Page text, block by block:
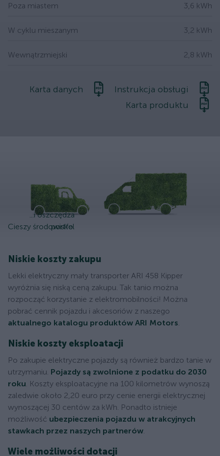
Poza miastem 3,6 kWh
W cyklu mieszanym 3,2 kWh
Wewnątrzmiejski 2,8 kWh
Karta danych
Instrukcja obsługi
Karta produktu
Cieszy środowisko.
...i oszczędza
portfel
Niskie koszty zakupu
Lekki elektryczny mały transporter ARI 458 Kipper
wyróżnia się niską ceną zakupu. Tak tanio można
rozpocząć korzystanie z elektromobilności! Można
pobrać cennik pojazdu i akcesoriów z naszego
aktualnego katalogu produktów ARI Motors
Niskie koszty eksploatacji
Po zakupie elektryczne pojazdy są również bardzo tanie w
utrzymaniu. Pojazdy są zwolnione z podatku do 2030
roku . Koszty eksploatacyjne na 100 kilometrów wynoszą
zaledwie około 2,20 euro przy cenie energii elektrycznej
wynoszącej 30 centów za kWh. Ponadto istnieje
możliwość ubezpieczenia pojazdu w atrakcyjnych
stawkach przez naszych partnerów
Wiele możliwości dotacji